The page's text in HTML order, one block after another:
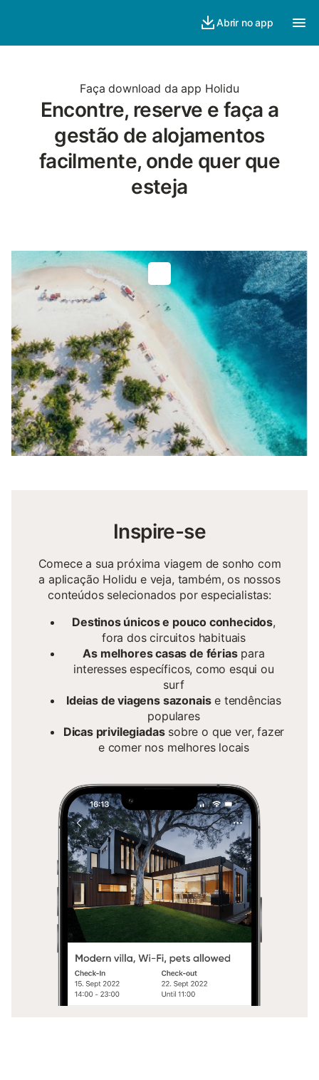
Abrir no app
Faça download da app Holidu
Encontre, reserve e faça a
gestão de alojamentos
facilmente, onde quer que
esteja
Inspire-se
Comece a sua próxima viagem de sonho com
a aplicação Holidu e veja, também, os nossos
conteúdos selecionados por especialistas:
Destinos únicos e pouco conhecidos,
fora dos circuitos habituais
As melhores casas de fériaspara
interesses específicos, como esqui ou
surf
Ideias de viagens sazonaise tendências
populares
Dicas privilegiadassobre o que ver, fazer
e comer nos melhores locais